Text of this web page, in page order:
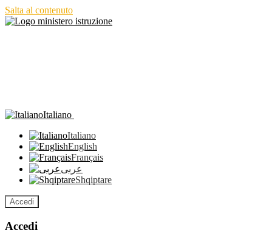
Salta al contenuto
Italiano
Italiano
English
Français
عربى
Shqiptare
Accedi
Accedi